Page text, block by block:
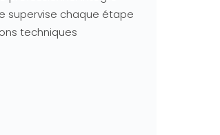
supervise chaque étape
techniques